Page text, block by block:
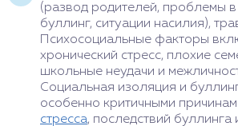
(развод родителей, проблемы
буллинг, ситуации насилия),
Психосоциальные факторы
хронический стресс, плохие
школьные неудачи и
Социальная изоляция и
особенно критичными
стресса, последствий буллинга